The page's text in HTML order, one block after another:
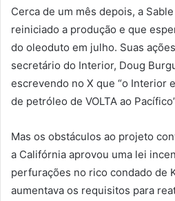
Cerca de um mês depois, a
reiniciado a produção e que
do oleoduto em julho. Suas
secretário do Interior, Doug
escrevendo no X que “o Interior
de petróleo de VOLTA ao
Mas os obstáculos ao projeto
a Califórnia aprovou uma lei
perfurações no rico condado de
aumentava os requisitos para